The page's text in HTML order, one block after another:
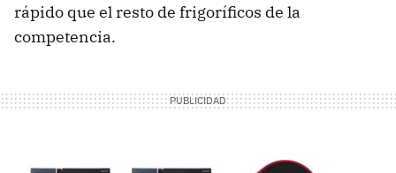
rápido que el resto de frigoríficos de la
competencia.